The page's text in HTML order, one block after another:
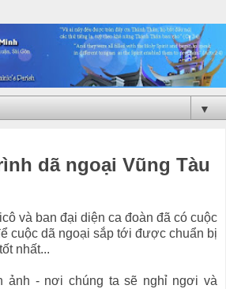
▼
dã ngoại Vũng Tàu
và ban đại diện ca đoàn đã có cuộc
cuộc dã ngoại sắp tới được chuẩn bị
nhất...
ảnh - nơi chúng ta sẽ nghỉ ngơi và